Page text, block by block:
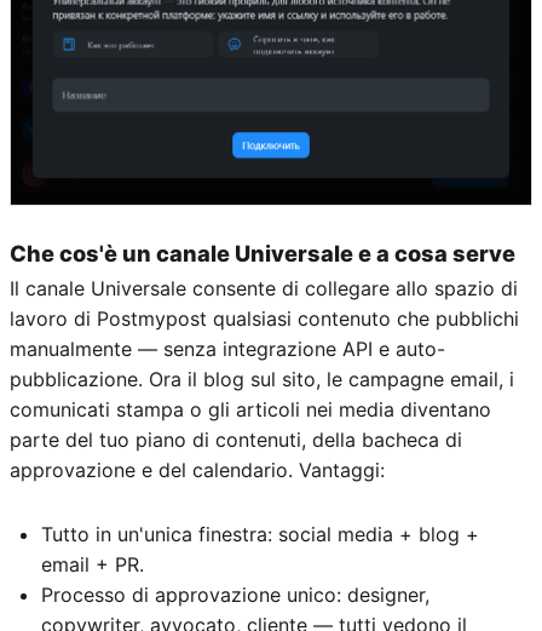
Che cos'è un canale Universale e a cosa serve
Il canale Universale consente di collegare allo spazio di
lavoro di Postmypost qualsiasi contenuto che pubblichi
manualmente — senza integrazione API e auto-
pubblicazione. Ora il blog sul sito, le campagne email, i
comunicati stampa o gli articoli nei media diventano
parte del tuo piano di contenuti, della bacheca di
approvazione e del calendario. Vantaggi:
Tutto in un'unica finestra: social media + blog +
email + PR.
Processo di approvazione unico: designer,
copywriter, avvocato, cliente — tutti vedono il